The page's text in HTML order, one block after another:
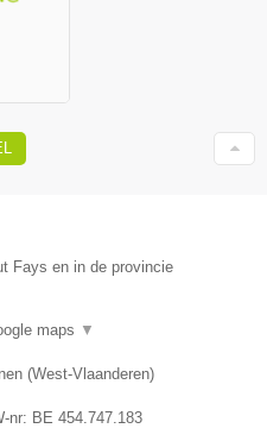
Fays en in de provincie
maps ▼
(West-Vlaanderen)
nr: BE 454.747.183